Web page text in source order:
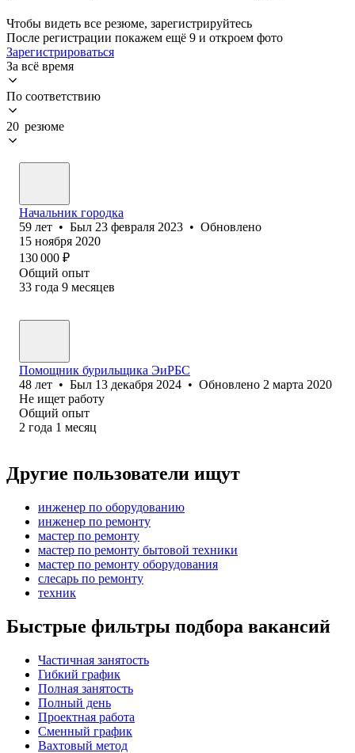
Чтобы видеть все резюме, зарегистрируйтесь
После регистрации покажем ещё 9 и откроем фото
Зарегистрироваться
За всё время
По соответствию
20 резюме
Начальник городка
59 лет • Был 23 февраля 2023 • Обновлено
15 ноября 2020
130 000 ₽
Общий опыт
33 года 9 месяцев
Помощник бурильщика ЭиРБС
48 лет • Был 13 декабря 2024 • Обновлено 2 марта 2020
Не ищет работу
Общий опыт
2 года 1 месяц
Другие пользователи ищут
инженер по оборудованию
инженер по ремонту
мастер по ремонту
мастер по ремонту бытовой техники
мастер по ремонту оборудования
слесарь по ремонту
техник
Быстрые фильтры подбора вакансий
Частичная занятость
Гибкий график
Полная занятость
Полный день
Проектная работа
Сменный график
Вахтовый метод